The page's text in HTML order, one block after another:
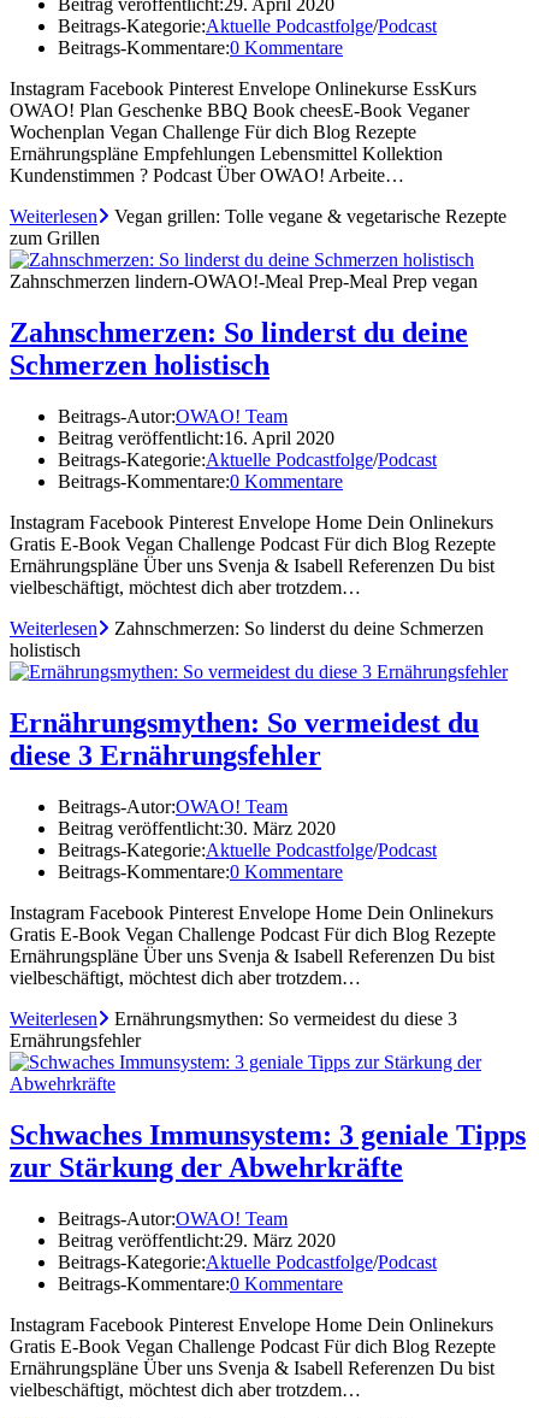
Beitrag veröffentlicht:29. April 2020
Beitrags-Kategorie:Aktuelle Podcastfolge/Podcast
Beitrags-Kommentare:0 Kommentare
Instagram Facebook Pinterest Envelope Onlinekurse EssKurs
OWAO! Plan Geschenke BBQ Book cheesE-Book Veganer
Wochenplan Vegan Challenge Für dich Blog Rezepte
Ernährungspläne Empfehlungen Lebensmittel Kollektion
Kundenstimmen ?️ Podcast Über OWAO! Arbeite…
Weiterlesen
Vegan grillen: Tolle vegane & vegetarische Rezepte
zum Grillen
Zahnschmerzen lindern-OWAO!-Meal Prep-Meal Prep vegan
Zahnschmerzen: So linderst du deine
Schmerzen holistisch
Beitrags-Autor:OWAO! Team
Beitrag veröffentlicht:16. April 2020
Beitrags-Kategorie:Aktuelle Podcastfolge/Podcast
Beitrags-Kommentare:0 Kommentare
Instagram Facebook Pinterest Envelope Home Dein Onlinekurs
Gratis E-Book Vegan Challenge Podcast Für dich Blog Rezepte
Ernährungspläne Über uns Svenja & Isabell Referenzen Du bist
vielbeschäftigt, möchtest dich aber trotzdem…
Weiterlesen
Zahnschmerzen: So linderst du deine Schmerzen
holistisch
Ernährungsmythen: So vermeidest du
diese 3 Ernährungsfehler
Beitrags-Autor:OWAO! Team
Beitrag veröffentlicht:30. März 2020
Beitrags-Kategorie:Aktuelle Podcastfolge/Podcast
Beitrags-Kommentare:0 Kommentare
Instagram Facebook Pinterest Envelope Home Dein Onlinekurs
Gratis E-Book Vegan Challenge Podcast Für dich Blog Rezepte
Ernährungspläne Über uns Svenja & Isabell Referenzen Du bist
vielbeschäftigt, möchtest dich aber trotzdem…
Weiterlesen
Ernährungsmythen: So vermeidest du diese 3
Ernährungsfehler
Schwaches Immunsystem: 3 geniale Tipps
zur Stärkung der Abwehrkräfte
Beitrags-Autor:OWAO! Team
Beitrag veröffentlicht:29. März 2020
Beitrags-Kategorie:Aktuelle Podcastfolge/Podcast
Beitrags-Kommentare:0 Kommentare
Instagram Facebook Pinterest Envelope Home Dein Onlinekurs
Gratis E-Book Vegan Challenge Podcast Für dich Blog Rezepte
Ernährungspläne Über uns Svenja & Isabell Referenzen Du bist
vielbeschäftigt, möchtest dich aber trotzdem…